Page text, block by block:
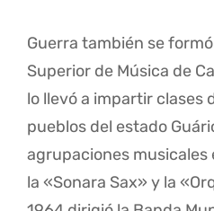
Guerra también se
Superior de Música de
lo llevó a impartir clases
pueblos del estado
agrupaciones musicales
la «Sonara Sax» y la